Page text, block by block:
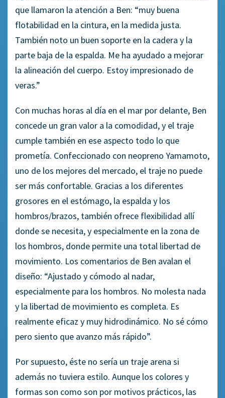
que llamaron la atención a Ben: “muy buena
flotabilidad en la cintura, en la medida justa.
También noto un buen soporte en la cadera y la
parte baja de la espalda. Me ha ayudado a mejorar
la alineación del cuerpo. Estoy impresionado de
veras.”
Con muchas horas al día en el mar por delante, Ben
concede un gran valor a la comodidad, y el traje
cumple también en ese aspecto todo lo que
prometía. Confeccionado con neopreno Yamamoto,
uno de los mejores del mercado, el traje no puede
ser más confortable. Gracias a los diferentes
grosores en el estómago, la espalda y los
hombros/brazos, también ofrece flexibilidad allí
donde se necesita, y especialmente en la zona de
los hombros, donde permite una total libertad de
movimiento. Los comentarios de Ben avalan el
diseño: “Ajustado y cómodo al nadar,
especialmente para los hombros. No molesta nada
y la libertad de movimiento es completa. Es
realmente eficaz y muy hidrodinámico. No sé cómo
pero siento que avanzo más rápido”.
Por supuesto, éste no sería un traje arena si
además no tuviera estilo. Aunque los colores y
formas son como son por motivos prácticos, las